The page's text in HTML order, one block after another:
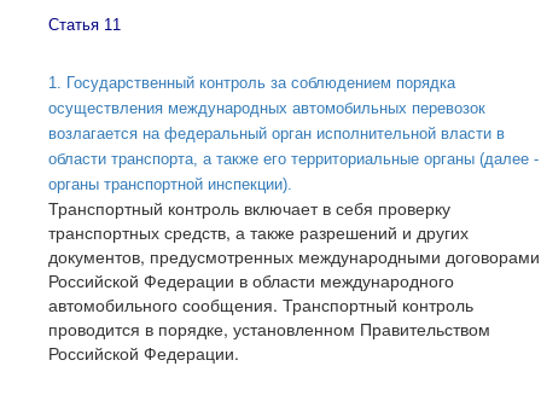
Статья 11
1. Государственный контроль за соблюдением порядка
осуществления международных автомобильных перевозок
возлагается на федеральный орган исполнительной власти в
области транспорта, а также его территориальные органы (далее -
органы транспортной инспекции).
Транспортный контроль включает в себя проверку
транспортных средств, а также разрешений и других
документов, предусмотренных международными договорами
Российской Федерации в области международного
автомобильного сообщения. Транспортный контроль
проводится в порядке, установленном Правительством
Российской Федерации.